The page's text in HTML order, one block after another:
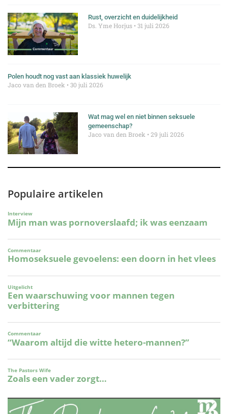
Rust, overzicht en duidelijkheid
Ds. Yme Horjus 31 juli 2026
Polen houdt nog vast aan klassiek huwelijk
Jaco van den Broek 30 juli 2026
Wat mag wel en niet binnen seksuele
gemeenschap?
Jaco van den Broek 29 juli 2026
Populaire artikelen